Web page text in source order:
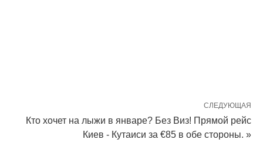
СЛЕДУЮЩАЯ
Кто хочет на лыжи в январе? Без Виз! Прямой рейс
Киев - Кутаиси за €85 в обе стороны. »